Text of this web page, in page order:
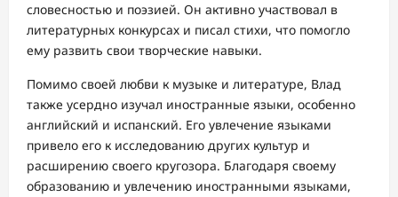
словесностью и поэзией. Он активно участвовал в
литературных конкурсах и писал стихи, что помогло
ему развить свои творческие навыки.
Помимо своей любви к музыке и литературе, Влад
также усердно изучал иностранные языки, особенно
английский и испанский. Его увлечение языками
привело его к исследованию других культур и
расширению своего кругозора. Благодаря своему
образованию и увлечению иностранными языками,